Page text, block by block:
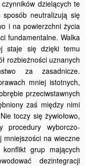
dzielących te
neutralizują się
i na powierzchni życia
fundamentalne. Walka
staje się dzięki temu
rozbieżności uznanych
za zasadnicze.
mniej istotnych,
przeciw­stawnych
zaś między nimi
toczy się żywioło­wo,
wyborczo­
na wieczne
grup mających
dezintegracji